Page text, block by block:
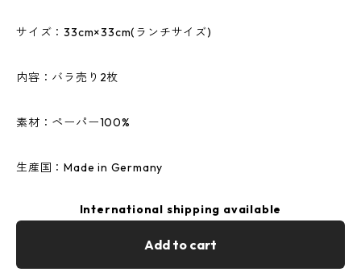
サイズ：33cm×33cm(ランチサイズ)
内容：バラ売り2枚
素材：ペーパー100%
生産国：Made in Germany
International shipping available
Add to cart